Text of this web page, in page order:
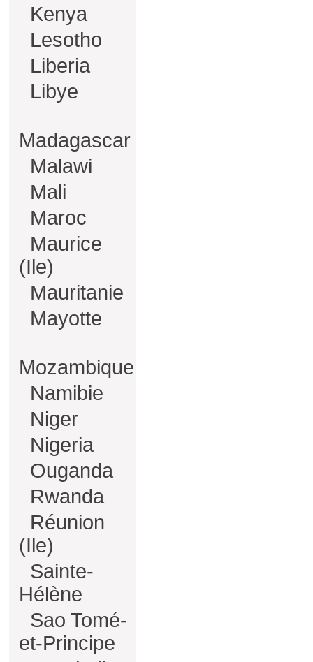
Kenya
Lesotho
Liberia
Libye
Madagascar
Malawi
Mali
Maroc
Maurice
(Ile)
Mauritanie
Mayotte
Mozambique
Namibie
Niger
Nigeria
Ouganda
Rwanda
Réunion
(Ile)
Sainte-
Hélène
Sao Tomé-
et-Principe